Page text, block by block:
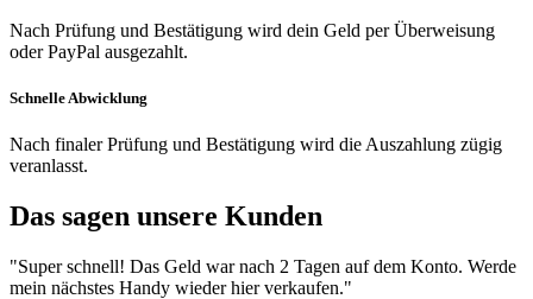
Nach Prüfung und Bestätigung wird dein Geld per Überweisung
oder PayPal ausgezahlt.
Schnelle Abwicklung
Nach finaler Prüfung und Bestätigung wird die Auszahlung zügig
veranlasst.
Das sagen unsere Kunden
"Super schnell! Das Geld war nach 2 Tagen auf dem Konto. Werde
mein nächstes Handy wieder hier verkaufen."